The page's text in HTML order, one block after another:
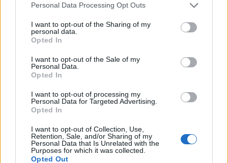
Please note that this website/app uses one or more Google
not limited to your visit or usage behaviour. You may click to
grant or deny consent to Google and its third-party tags to
use your data for below specified purposes in below Google
consent section.
Personal Data Processing Opt Outs
I want to opt-out of the Sharing of my
personal data.
Opted In
I want to opt-out of the Sale of my
Personal Data.
Opted In
I want to opt-out of processing my
Personal Data for Targeted Advertising.
Opted In
I want to opt-out of Collection, Use,
Retention, Sale, and/or Sharing of my
Personal Data that Is Unrelated with the
Purposes for which it was collected.
Opted Out
vendégeinek, hogy hamis és rágalmazó
állításokat mondjanak a vállalatról.
A Fox ügyvédei a csütörtökön nyilvánosságra
hozott ellenkérelemben azt írták, hogy a per
sérti az első alkotmánymódosításhoz fűződő
jogaikat, kiemelve azt a „megdöbbentő”
összeget, amelyet a Dominion kártérítésként
követel.
„A Dominion azért indította ezt a pert, hogy